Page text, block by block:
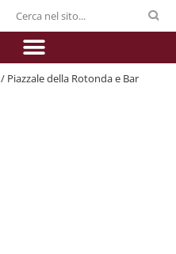
/ Piazzale della Rotonda e Bar